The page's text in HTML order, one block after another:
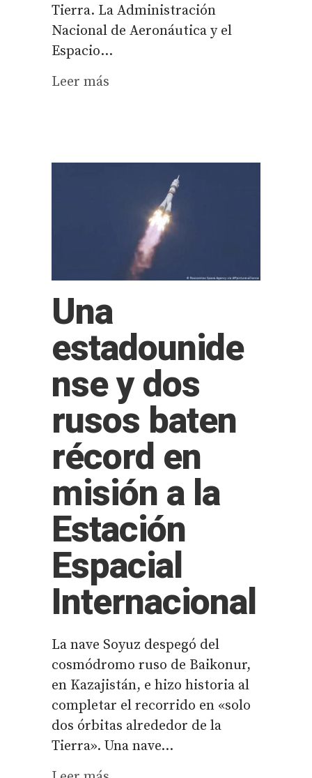
Tierra. La Administración
Nacional de Aeronáutica y el
Espacio...
Leer más
Una
estadounide
nse y dos
rusos baten
récord en
misión a la
Estación
Espacial
Internacional
La nave Soyuz despegó del
cosmódromo ruso de Baikonur,
en Kazajistán, e hizo historia al
completar el recorrido en «solo
dos órbitas alrededor de la
Tierra». Una nave...